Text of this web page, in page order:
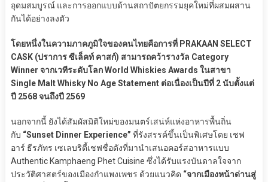
อุดมสมบูรณ์ และการออกแบบด้านสถาปัตยกรรมยุคใหม่ที่ผสมผสาน
กันได้อย่างลงตัว
โดยหนึ่งในความภาคภูมิใจของคนไทยคือการที่ PRAKAAN SELECT
CASK (ปราการ ซีเล็คท์ คาสก์) สามารถคว้ารางวัล Category
Winner จากเวทีระดับโลก World Whiskies Awards ในสาขา
Single Malt Whisky No Age Statement ต่อเนื่องเป็นปีที่ 2 นับตั้งแต่
ปี 2568 จนถึงปี 2569
นอกจากนี้ ยังได้สัมผัสมิติใหม่ของมนตร์เสน่ห์แห่งอาหารพื้นถิ่น
กับ “Sunset Dinner Experience” ที่รังสรรค์ขึ้นเป็นพิเศษโดย เชฟ
อาร์ ธีรภัทร เซเลบริตี้เชฟชื่อดังที่มานำเสนอคอร์สอาหารแบบ
Authentic Kamphaeng Phet Cuisine ซึ่งได้รับแรงบันดาลใจจาก
ประวัติศาสตร์ของเมืองกำแพงเพชร ด้วยแนวคิด “จากเมืองหน้าด่านสู่